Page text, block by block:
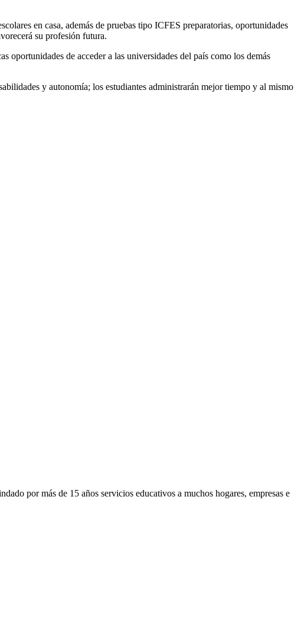
en casa, además de pruebas tipo ICFES preparatorias, oportunidades
su profesión futura.
oportunidades de acceder a las universidades del país como los demás
y autonomía; los estudiantes administrarán mejor tiempo y al mismo
por más de 15 años servicios educativos a muchos hogares, empresas e